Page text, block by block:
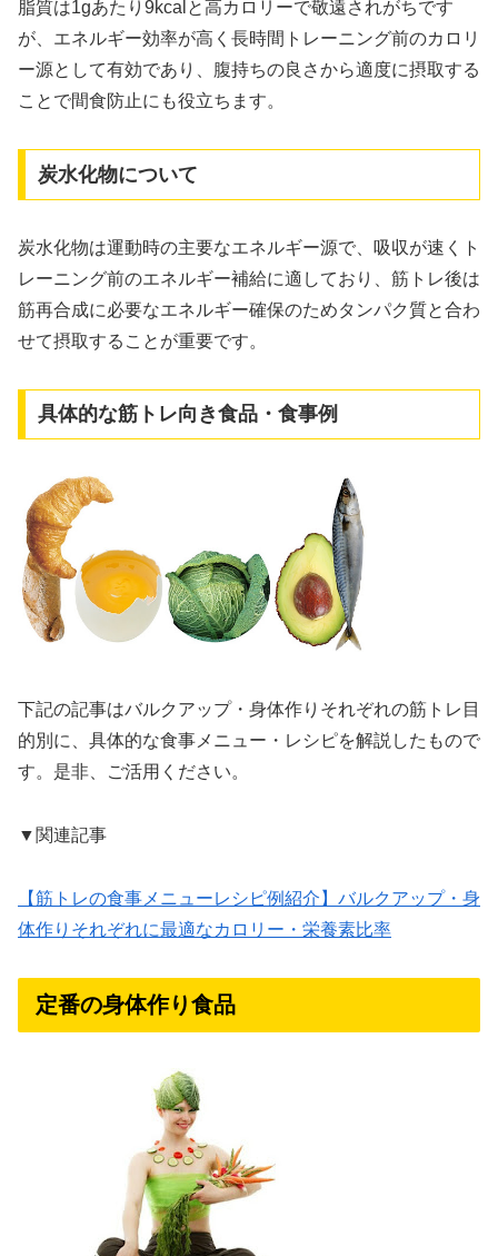
脂質は1gあたり9kcalと高カロリーで敬遠されがちです
が、エネルギー効率が高く長時間トレーニング前のカロリ
ー源として有効であり、腹持ちの良さから適度に摂取する
ことで間食防止にも役立ちます。
炭水化物について
炭水化物は運動時の主要なエネルギー源で、吸収が速くト
レーニング前のエネルギー補給に適しており、筋トレ後は
筋再合成に必要なエネルギー確保のためタンパク質と合わ
せて摂取することが重要です。
具体的な筋トレ向き食品・食事例
下記の記事はバルクアップ・身体作りそれぞれの筋トレ目
的別に、具体的な食事メニュー・レシピを解説したもので
す。是非、ご活用ください。
▼関連記事
【筋トレの食事メニューレシピ例紹介】バルクアップ・身
体作りそれぞれに最適なカロリー・栄養素比率
定番の身体作り食品